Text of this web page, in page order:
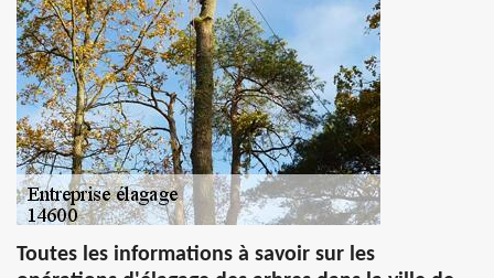
Toutes les informations à savoir sur les